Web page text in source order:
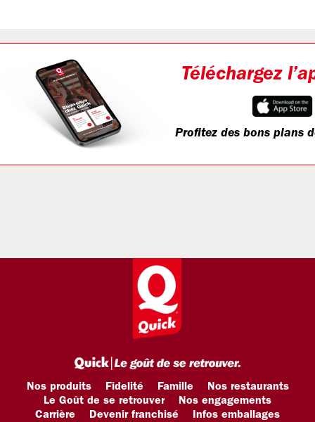
Téléchargez
Profitez des bons plans
Nos produits Fidelité Famille
Nos restaurants
Le Goût de se retrouver
Nos engagements
Carrière
Devenir franchisé Infos emballages